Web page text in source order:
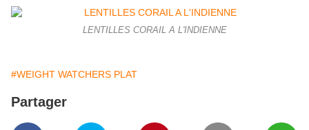
LENTILLES CORAIL A L'INDIENNE
#WEIGHT WATCHERS PLAT
Partager